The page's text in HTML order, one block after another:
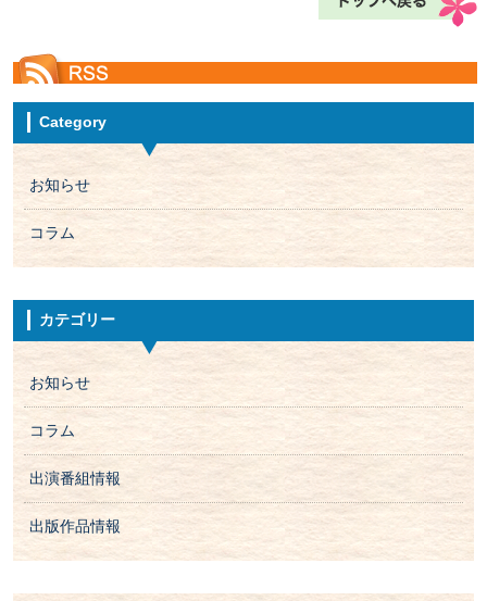
Category
お知らせ
コラム
カテゴリー
お知らせ
コラム
出演番組情報
出版作品情報